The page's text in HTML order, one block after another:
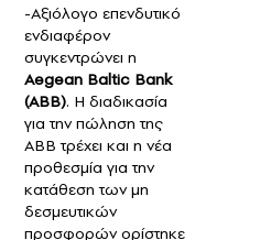
-Αξιόλογο επενδυτικό
ενδιαφέρον
συγκεντρώνει η
Αegean Baltic Bank
(ΑΒΒ). Η διαδικασία
για την πώληση της
ΑΒΒ τρέχει και η νέα
προθεσμία για την
κατάθεση των μη
δεσμευτικών
προσφορών ορίστηκε